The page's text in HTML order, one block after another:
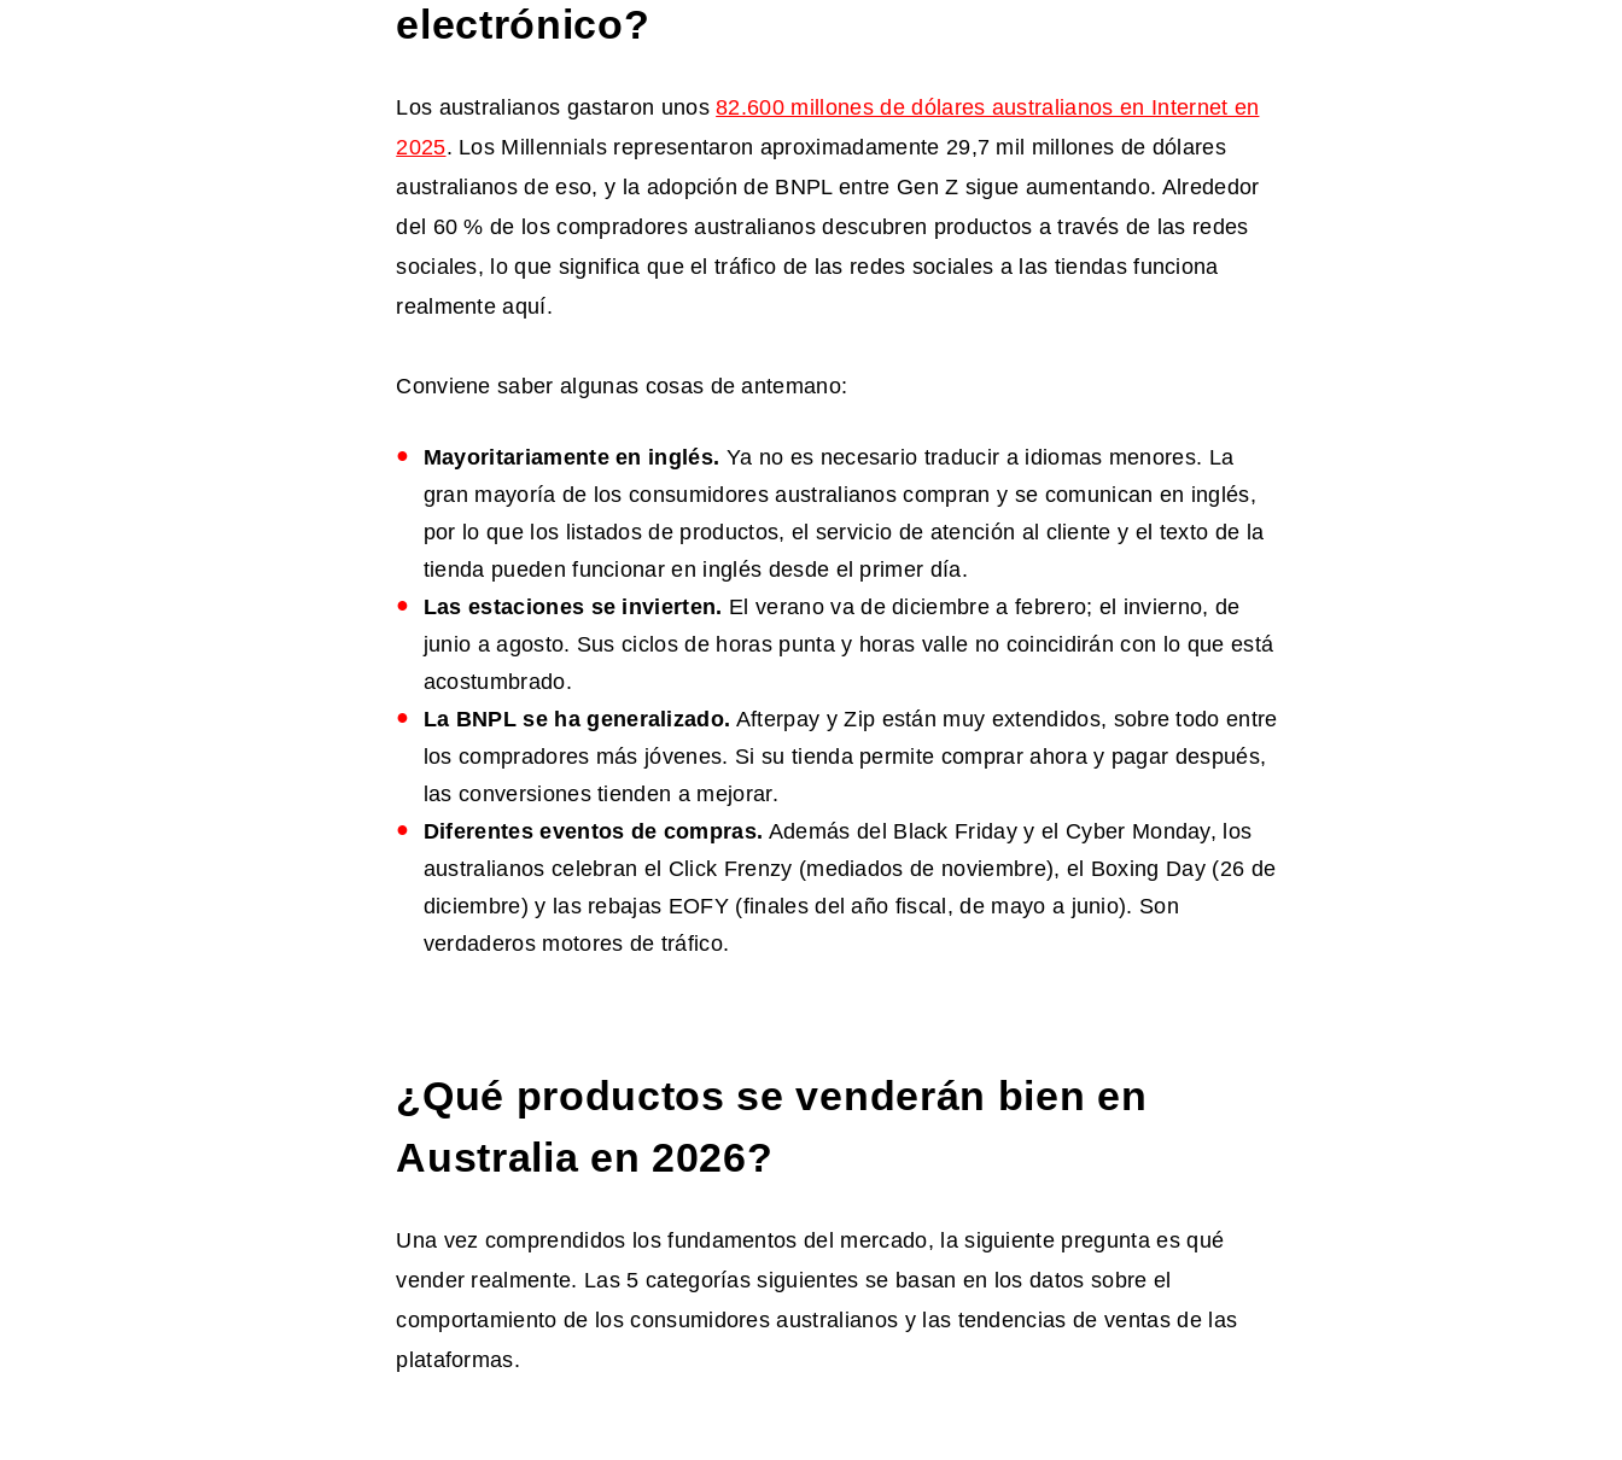
electrónico?
Los australianos gastaron unos82.600 millones de dólares australianos en Internet en
2025. Los Millennials representaron aproximadamente 29,7 mil millones de dólares
australianos de eso, y la adopción de BNPL entre Gen Z sigue aumentando. Alrededor
del 60 % de los compradores australianos descubren productos a través de las redes
sociales, lo que significa que el tráfico de las redes sociales a las tiendas funciona
realmente aquí.
Conviene saber algunas cosas de antemano:
Mayoritariamente en inglés. Ya no es necesario traducir a idiomas menores. La
gran mayoría de los consumidores australianos compran y se comunican en inglés,
por lo que los listados de productos, el servicio de atención al cliente y el texto de la
tienda pueden funcionar en inglés desde el primer día.
Las estaciones se invierten. El verano va de diciembre a febrero; el invierno, de
junio a agosto. Sus ciclos de horas punta y horas valle no coincidirán con lo que está
acostumbrado.
La BNPLse ha generalizado. Afterpay y Zip están muy extendidos, sobre todo entre
los compradores más jóvenes. Si su tienda permite comprar ahora y pagar después,
las conversiones tienden a mejorar.
Diferentes eventos de compras. Además del Black Friday y el Cyber Monday, los
australianos celebran el Click Frenzy (mediados de noviembre), el Boxing Day (26 de
diciembre) y las rebajas EOFY (finales del año fiscal, de mayo a junio). Son
verdaderos motores de tráfico.
¿Qué productos se venderán bien en
Australia en 2026?
Una vez comprendidos los fundamentos del mercado, la siguiente pregunta es qué
vender realmente. Las 5 categorías siguientes se basan en los datos sobre el
comportamiento de los consumidores australianos y las tendencias de ventas de las
plataformas.